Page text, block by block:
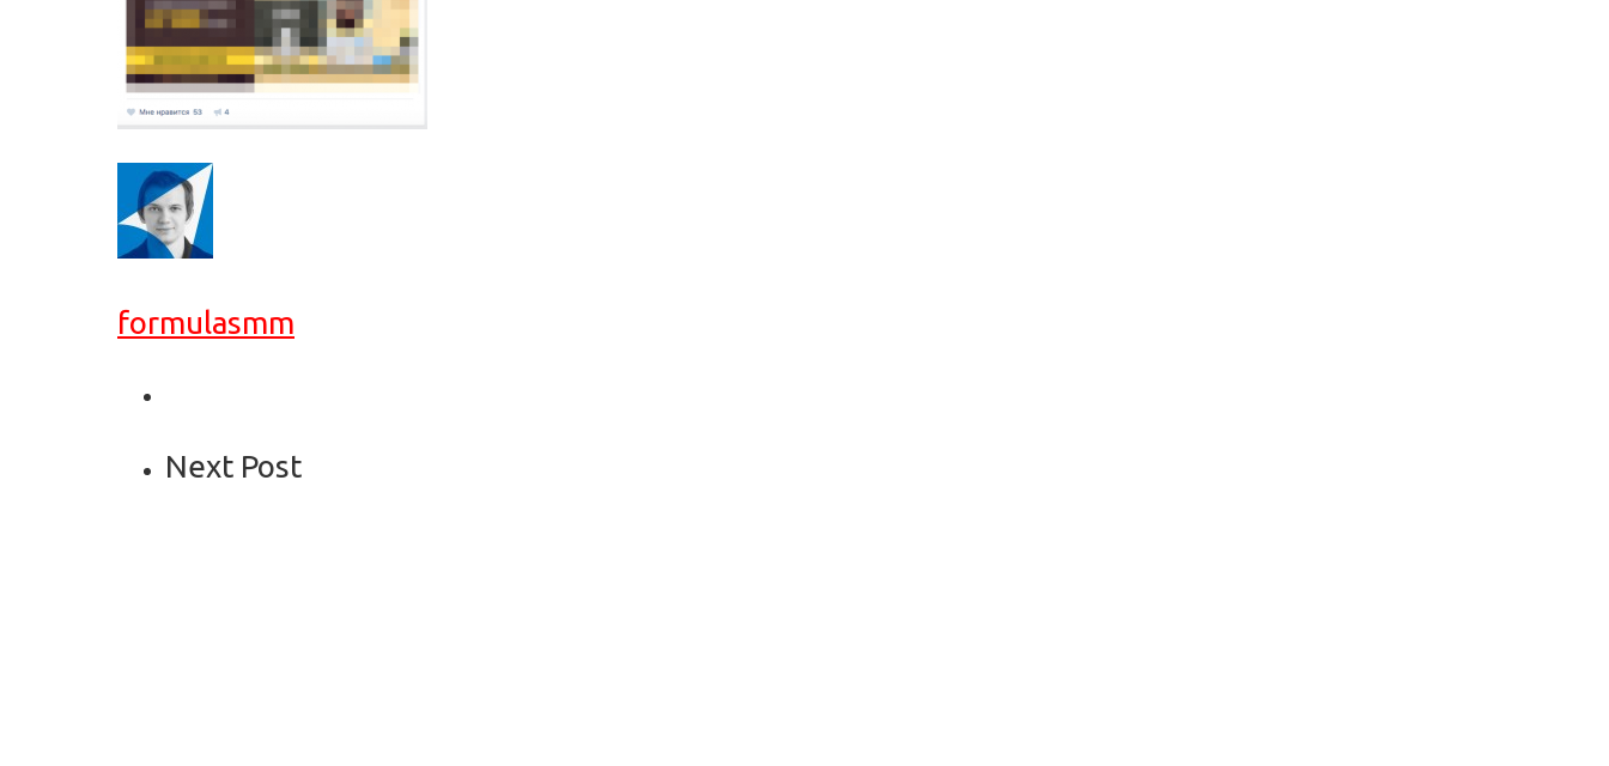
formulasmm
Next Post